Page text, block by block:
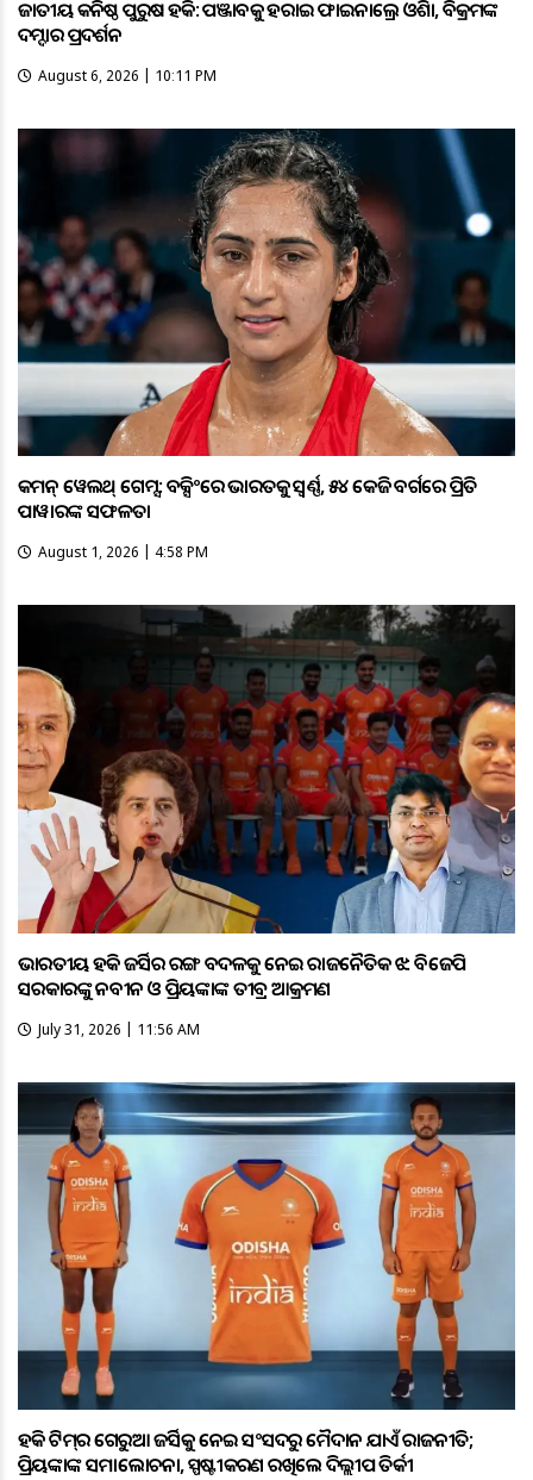
ଜାତୀୟ କନିଷ୍ଠ ପୁରୁଷ ହକି: ପଞ୍ଜାବକୁ ହରାଇ ଫାଇନାଲ୍ରେ ଓଡ଼ିଶା, ବିକ୍ରମଙ୍କ
ଦମ୍ଦାର ପ୍ରଦର୍ଶନ
August 6, 2026 | 10:11 PM
କମନ୍ ୱେଲଥ୍ ଗେମ୍ସ: ବକ୍ସିଂରେ ଭାରତକୁ ସ୍ବର୍ଣ୍ଣ, ୫୪ କେଜି ବର୍ଗରେ ପ୍ରିତି
ପାୱାରଙ୍କ ସଫଳତା
August 1, 2026 | 4:58 PM
ଭାରତୀୟ ହକି ଜର୍ସିର ରଙ୍ଗ ବଦଳକୁ ନେଇ ରାଜନୈତିକ ଝଡ଼: ବିଜେପି
ସରକାରଙ୍କୁ ନବୀନ ଓ ପ୍ରିୟଙ୍କାଙ୍କ ତୀବ୍ର ଆକ୍ରମଣ
July 31, 2026 | 11:56 AM
ହକି ଟିମ୍‌ର ଗେରୁଆ ଜର୍ସିକୁ ନେଇ ସଂସଦରୁ ମୈଦାନ ଯାଏଁ ରାଜନୀତି;
ପ୍ରିୟଙ୍କାଙ୍କ ସମାଲୋଚନା, ସ୍ପଷ୍ଟୀକରଣ ରଖିଲେ ଦିଲ୍ଲୀପ ତିର୍କୀ